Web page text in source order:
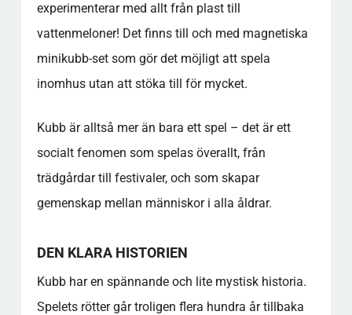
experimenterar med allt från plast till
vattenmeloner! Det finns till och med magnetiska
minikubb-set som gör det möjligt att spela
inomhus utan att stöka till för mycket.
Kubb är alltså mer än bara ett spel – det är ett
socialt fenomen som spelas överallt, från
trädgårdar till festivaler, och som skapar
gemenskap mellan människor i alla åldrar.
DEN KLARA HISTORIEN
Kubb har en spännande och lite mystisk historia.
Spelets rötter går troligen flera hundra år tillbaka